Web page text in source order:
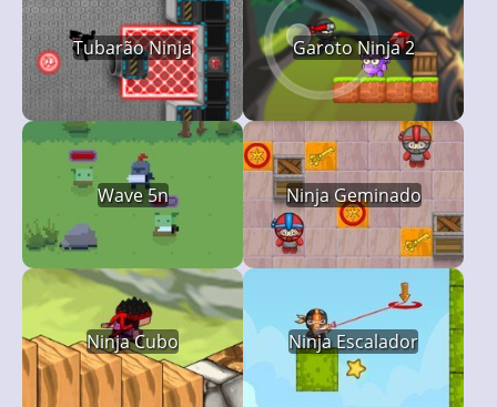
Tubarão Ninja Garoto Ninja 2
Wave 5n Ninja Geminado
Ninja Cubo Ninja Escalador